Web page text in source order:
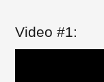
Video #1: